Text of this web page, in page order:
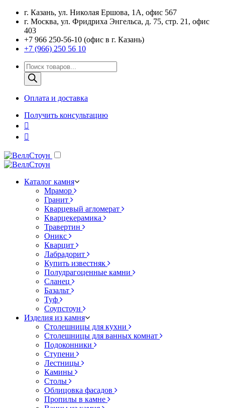
г. Казань, ул. Николая Ершова, 1А, офис 567
г. Москва, ул. Фридриха Энгельса, д. 75, стр. 21, офис
403
+7 966 250-56-10 (офис в г. Казань)
+7 (966) 250 56 10
Поиск
товаров
Оплата и доставка
Получить консультацию
Каталог камня
Мрамор
Гранит
Кварцевый агломерат
Кварцекерамика
Травертин
Оникс
Кварцит
Лабрадорит
Купить известняк
Полудрагоценные камни
Сланец
Базальт
Туф
Соупстоун
Изделия из камня
Столешницы для кухни
Столешницы для ванных комнат
Подоконники
Ступени
Лестницы
Камины
Столы
Облицовка фасадов
Пропилы в камне